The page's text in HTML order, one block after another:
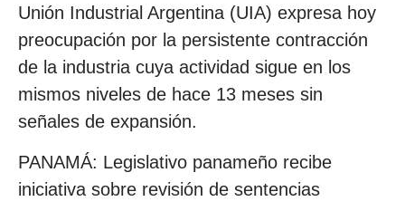
Unión Industrial Argentina (UIA) expresa hoy
preocupación por la persistente contracción
de la industria cuya actividad sigue en los
mismos niveles de hace 13 meses sin
señales de expansión.
PANAMÁ: Legislativo panameño recibe
iniciativa sobre revisión de sentencias